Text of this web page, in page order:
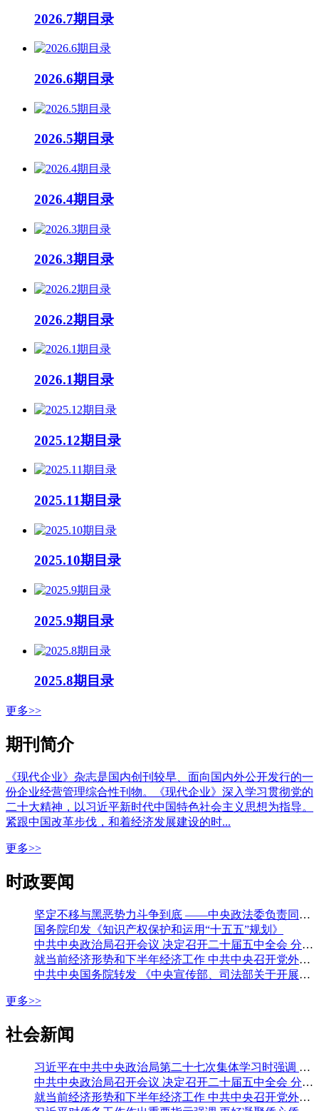
2026.7期目录
2026.6期目录
2026.5期目录
2026.4期目录
2026.3期目录
2026.2期目录
2026.1期目录
2025.12期目录
2025.11期目录
2025.10期目录
2025.9期目录
2025.8期目录
更多>>
期刊简介
《现代企业》杂志是国内创刊较早、面向国内外公开发行的一
份企业经营管理综合性刊物。《现代企业》深入学习贯彻党的
二十大精神，以习近平新时代中国特色社会主义思想为指导。
紧跟中国改革步伐，和着经济发展建设的时...
更多>>
时政要闻
坚定不移与黑恶势力斗争到底 ——中央政法委负责同志就开展深化扫黑除恶专项斗争有关问题答记者问
国务院印发《知识产权保护和运用“十五五”规划》
中共中央政治局召开会议 决定召开二十届五中全会 分析研究当前经济形势和经济工作 中共中央总书记习近平主持会议
就当前经济形势和下半年经济工作 中共中央召开党外人士座谈会 习近平主持并发表重要讲话 李强通报有关情况 王沪宁蔡奇丁薛祥出席
中共中央国务院转发 《中央宣传部、司法部关于开展法治宣传教育的第九个五年规划（二〇二六—二〇三〇年）》
更多>>
社会新闻
习近平在中共中央政治局第二十七次集体学习时强调 强化政治引领 深化创新发展 高质量推进国防和军队现代化
中共中央政治局召开会议 决定召开二十届五中全会 分析研究当前经济形势和经济工作 中共中央总书记习近平主持会议
就当前经济形势和下半年经济工作 中共中央召开党外人士座谈会 习近平主持并发表重要讲话 李强通报有关情况 王沪宁蔡奇丁薛祥出席